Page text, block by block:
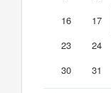
16
17
23
24
30
31